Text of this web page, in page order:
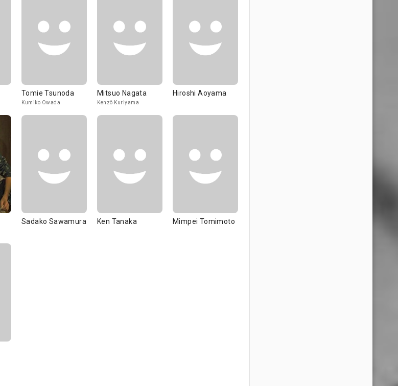
Tomie Tsunoda
Kumiko Owada
Mitsuo Nagata
Kenzô Kuriyama
Hiroshi Aoyama
Sadako Sawamura Ken Tanaka Mimpei Tomimoto